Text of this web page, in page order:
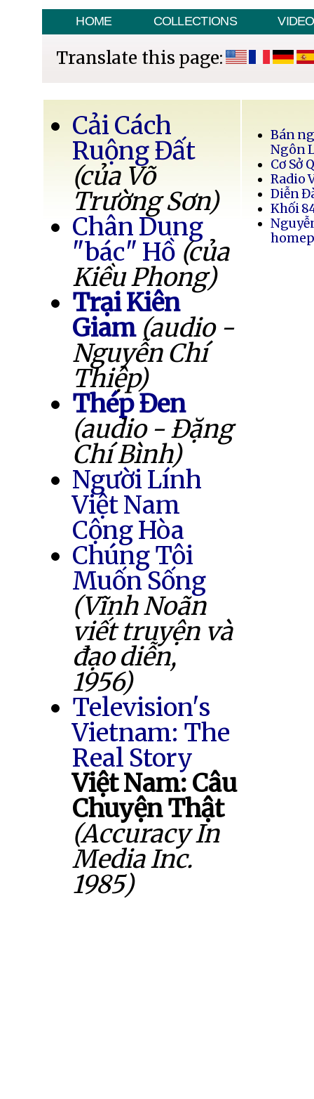
HOME COLLECTIONS VIDEO
Translate this page:
Cải Cách
Ruộng Đất
(của Võ
Trường Sơn)
Chân Dung
"bác" Hồ (của
Kiều Phong)
Trại Kiên
Giam (audio -
Nguyễn Chí
Thiệp)
Thép Đen
(audio - Đặng
Chí Bình)
Người Lính
Việt Nam
Cộng Hòa
Chúng Tôi
Muốn Sống
(Vĩnh Noãn
viết truyện và
đạo diễn,
1956)
Television's
Vietnam: The
Real Story
Việt Nam: Câu
Chuyện Thật
(Accuracy In
Media Inc.
1985)
Bán
Ngôn
Cơ Sở
Radio
Diễn
Khối